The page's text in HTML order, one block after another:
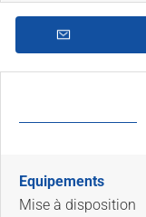
Equipements
Mise à disposition